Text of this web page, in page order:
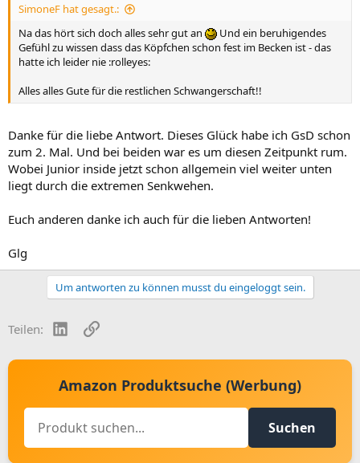
SimoneF hat gesagt.:
Na das hört sich doch alles sehr gut an
Und ein beruhigendes
Gefühl zu wissen dass das Köpfchen schon fest im Becken ist - das
hatte ich leider nie :rolleyes:
Alles alles Gute für die restlichen Schwangerschaft!!
Danke für die liebe Antwort. Dieses Glück habe ich GsD schon
zum 2. Mal. Und bei beiden war es um diesen Zeitpunkt rum.
Wobei Junior inside jetzt schon allgemein viel weiter unten
liegt durch die extremen Senkwehen.
Euch anderen danke ich auch für die lieben Antworten!
Glg
Um antworten zu können musst du eingeloggt sein.
Teilen: LinkedInLink
Amazon Produktsuche (Werbung)
Suchen